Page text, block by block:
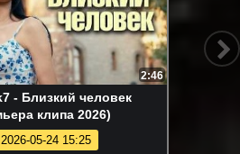
2:47
- Обернись
клипа 2026)
2026-05-26 11:05